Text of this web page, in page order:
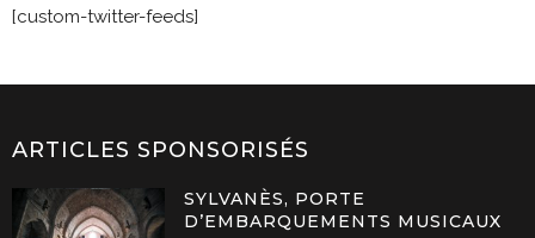
[custom-twitter-feeds]
ARTICLES SPONSORISÉS
SYLVANÈS, PORTE
D’EMBARQUEMENTS MUSICAUX